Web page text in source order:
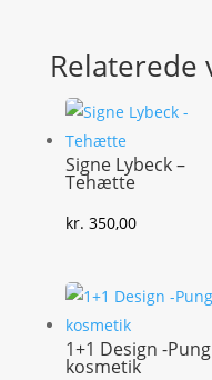
Relaterede
Signe Lybeck –
Tehætte
kr. 350,00
1+1 Design -
kosmetik